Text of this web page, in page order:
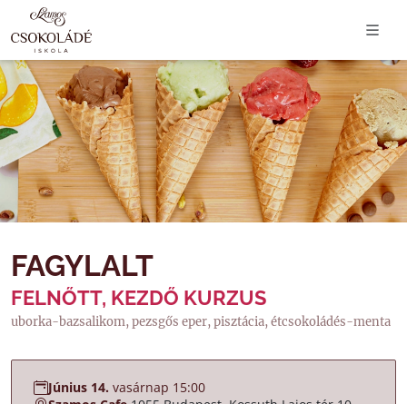
FAGYLALT
FELNŐTT, KEZDŐ KURZUS
uborka-bazsalikom, pezsgős eper, pisztácia, étcsokoládés-menta
Június 14. vasárnap 15:00